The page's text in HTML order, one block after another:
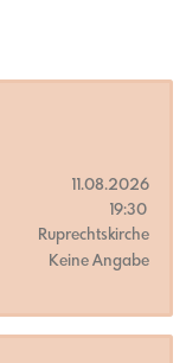
11.08.2026
19:30
Ruprechtskirche
Keine Angabe